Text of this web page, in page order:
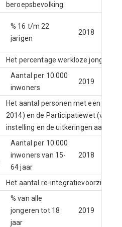
beroepsbevolking.
% 16 t/m 22
jarigen
2018
Het percentage werkloze jongeren
Aantal per 10.000
inwoners
2019
Het aantal personen met een
2014) en de Participatiewet (vanaf
instelling en de uitkeringen aan
Aantal per 10.000
inwoners van 15-
64 jaar
2018
Het aantal re-
% van alle
jongeren tot 18
jaar
2019